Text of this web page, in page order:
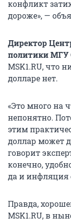
конфликт
дороже», —
Директор
политики МГУ
MSK1.RU, что
долларе нет.
«Это много на
непонятно.
этим
доллар может
говорит
конечно,
да и инфляция
Правда,
MSK1.RU, в